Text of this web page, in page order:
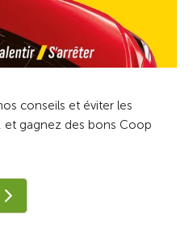
conseils et éviter les
et gagnez des bons Coop